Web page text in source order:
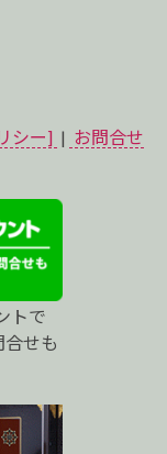
シー] | お問合せ
トで
せも